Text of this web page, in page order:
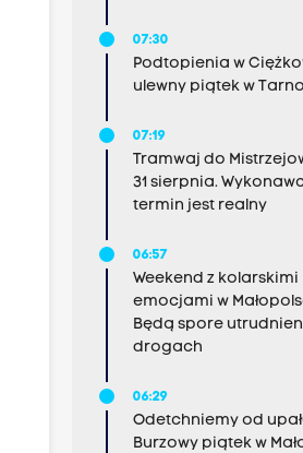
07:30
Podtopienia w
ulewny piątek w
07:19
Tramwaj do
31 sierpnia.
termin jest realny
06:57
Weekend z kolarskimi
emocjami w
Będą spore
drogach
06:29
Odetchniemy od
Burzowy piątek w